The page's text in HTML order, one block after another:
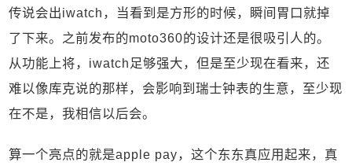
传说会出iwatch，当看到是方形的时候，瞬间胃口就掉
了下来。之前发布的moto360的设计还是很吸引人的。
从功能上将，iwatch足够强大，但是至少现在看来，还
难以像库克说的那样，会影响到瑞士钟表的生意，至少现
在不是，我相信以后会。
算一个亮点的就是apple pay，这个东东真应用起来，真